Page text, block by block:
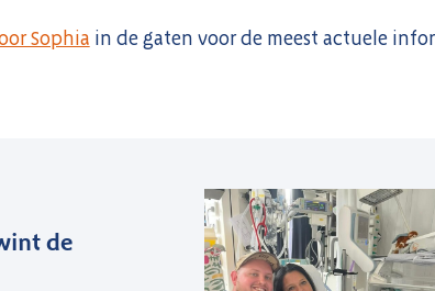
Sophia in de gaten voor de meest actuele
de